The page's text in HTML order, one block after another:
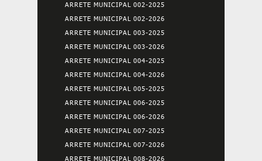
ARRETE MUNICIPAL 002-2025
ARRETE MUNICIPAL 002-2026
ARRETE MUNICIPAL 003-2025
ARRETE MUNICIPAL 003-2026
ARRETE MUNICIPAL 004-2025
ARRETE MUNICIPAL 004-2026
ARRETE MUNICIPAL 005-2025
ARRETE MUNICIPAL 006-2025
ARRETE MUNICIPAL 006-2026
ARRETE MUNICIPAL 007-2025
ARRETE MUNICIPAL 007-2026
ARRETE MUNICIPAL 008-2026